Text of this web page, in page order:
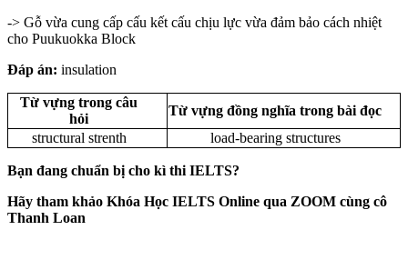
-> Gỗ vừa cung cấp cấu kết cấu chịu lực vừa đảm bảo cách nhiệt
cho Puukuokka Block
Đáp án: insulation
Từ vựng trong câu
hỏi
Từ vựng đồng nghĩa trong bài đọc
structural strenth
load-bearing structures
Bạn đang chuẩn bị cho kì thi IELTS?
Hãy tham khảo Khóa Học IELTS Online qua ZOOM cùng cô
Thanh Loan